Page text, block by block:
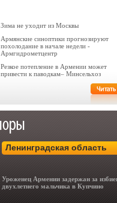
Зима не уходит из Москвы
Армянские синоптики прогнозируют
похолодание в начале недели -
Армгидрометцентр
Резкое потепление в Армении может
привести к паводкам– Минсельхоз
Ленинградская область
Уроженец Армении задержан за
двухлетнего мальчика в Купчино